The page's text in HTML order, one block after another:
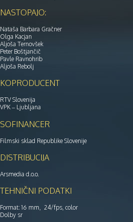
NASTOPAJO:
Nataša Barbara Gračner
Olga Kacjan
Aljoša Ternovšek
Peter Boštjančič
Pavle Ravnohrib
Aljoša Rebolj
KOPRODUCENT
RTV Slovenija
VPK – Ljubljana
SOFINANCER
Filmski sklad Republike Slovenije
DISTRIBUCIJA
Arsmedia d.o.o.
TEHNIČNI PODATKI
Format: 16 mm, 24/fps, color
Dolby sr